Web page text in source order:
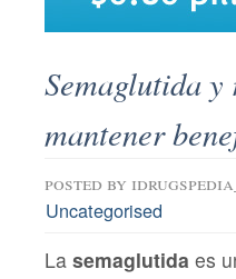
Semaglutida y
mantener
posted by idrugspedia_
Uncategorised
La semaglutida es